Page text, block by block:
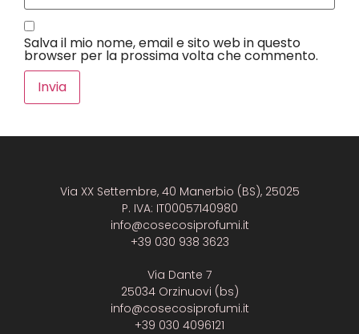
Salva il mio nome, email e sito web in questo
browser per la prossima volta che commento.
Via XX Settembre, 40 Manerbio (BS), 25025
P. IVA: IT00057140980
info@cosecosiprofumi.it
+39 030 938 3623
Via Dante 7
25034 Orzinuovi (bs)
info@cosecosiprofumi.it
+39 030 4096121